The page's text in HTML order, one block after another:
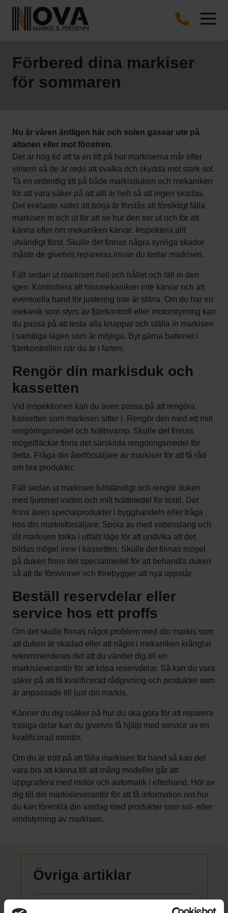
Förbered dina markiser
för sommaren
Nu är våren äntligen här och solen gassar ute på
altanen eller mot fönstren.
Det är hög tid att ta en titt på hur markiserna mår efter
vintern så de är redo att svalka och skydda mot stark sol.
Ta en ordentlig titt på både markisduken och mekaniken
för att vara säker på att allt är helt så att ingen skadas.
Det enklaste sättet att börja är förstås att försiktigt fälla
markisen in och ut för att se hur den ser ut och för att
känna efter om mekaniken kärvar. Inspektera allt
utvändigt först. Skulle det finnas några synliga skador
måste de givetvis repareras innan du testar markisen.
Fäll sedan ut markisen helt och hållet och fäll in den
igen. Kontrollera att hissmekaniken inte kärvar och att
eventuella band för justering inte är slitna. Om du har en
mekanik som styrs av fjärrkontroll eller motorstyrning kan
du passa på att testa alla knappar och ställa in markisen
i samtliga lägen som är möjliga. Byt gärna batteriet i
fjärrkontrollen när du är i farten.
Rengör din markisduk och
kassetten
Vid inspektionen kan du även passa på att rengöra
kassetten som markisen sitter i. Rengör den med ett milt
rengöringsmedel och tvättsvamp. Skulle det finnas
mögelfläckar finns det särskilda rengöringsmedel för
detta. Fråga din återförsäljare av markiser för att få råd
om bra produkter.
Fäll sedan ut markisen fullständigt och rengör duken
med ljummet vatten och milt tvättmedel för textil. Det
finns även specialprodukter i bygghandeln eller fråga
hos din markisförsäljare. Spola av med vattenslang och
låt markisen torka i utfällt läge för att undvika att det
bildas mögel inne i kassetten. Skulle det finnas mögel
på duken finns det specialmedel för att behandla duken
så att de försvinner och förebygger att nya uppstår.
Beställ reservdelar eller
service hos ett proffs
Om det skulle finnas något problem med din markis som
att duken är skadad eller att något i mekaniken krånglar
rekommenderas det att du vänder dig till en
markisleverantör för att köpa reservdelar. Så kan du vara
säker på att få kvalificerad rådgivning och produkter som
är anpassade till just din markis.
Känner du dig osäker på hur du ska göra för att reparera
trasiga delar kan du givetvis få hjälp med service av en
kvalificerad montör.
Om du är trött på att fälla markisen för hand så kan det
vara bra att känna till att mång modeller går att
uppgradera med motor och automatik i efterhand. Hör av
dig till din markisleverantör för att få information om hur
du kan förenkla din vardag med produkter som sol- eller
vindstyrning av markisen.
Övriga artiklar